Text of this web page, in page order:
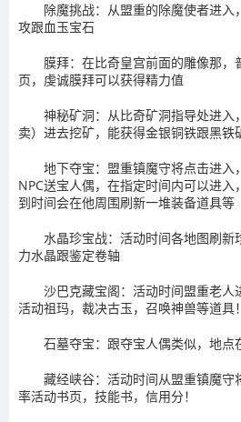
除魔挑战：从盟重的除魔使者进入
攻跟血玉宝石
膜拜：在比奇皇宫前面的雕像那
页，虔诚膜拜可以获得精力值
神秘矿洞：从比奇矿洞指导处进入
卖）进去挖矿，能获得金银铜铁跟黑铁
地下夺宝：盟重镇魔守将点击进入
NPC送宝人偶，在指定时间内可以进入
到时间会在他周围刷新一堆装备道具等
水晶珍宝战：活动时间各地图刷新
力水晶跟鉴定卷轴
沙巴克藏宝阁：活动时间盟重老人
活动祖玛，裁决古玉，召唤神兽等道具！
石墓夺宝：跟夺宝人偶类似，地点
藏经峡谷：活动时间从盟重镇魔守
率活动书页，技能书，信用分！